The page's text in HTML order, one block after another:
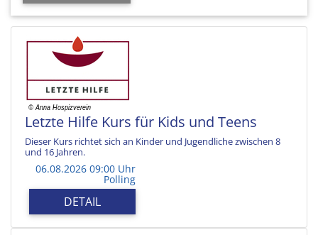
Letzte Hilfe Kurs für Kids und Teens
Dieser Kurs richtet sich an Kinder und Jugendliche zwischen 8
und 16 Jahren.
06.08.2026 09:00 Uhr
Polling
DETAIL